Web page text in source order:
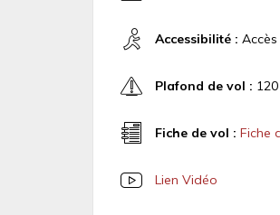
Accessibilité :
Plafond de vol :
Fiche de vol : Fiche
Lien Vidéo